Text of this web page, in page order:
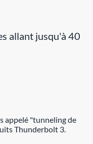
allant jusqu'à 40
appelé "tunneling de
Thunderbolt 3.